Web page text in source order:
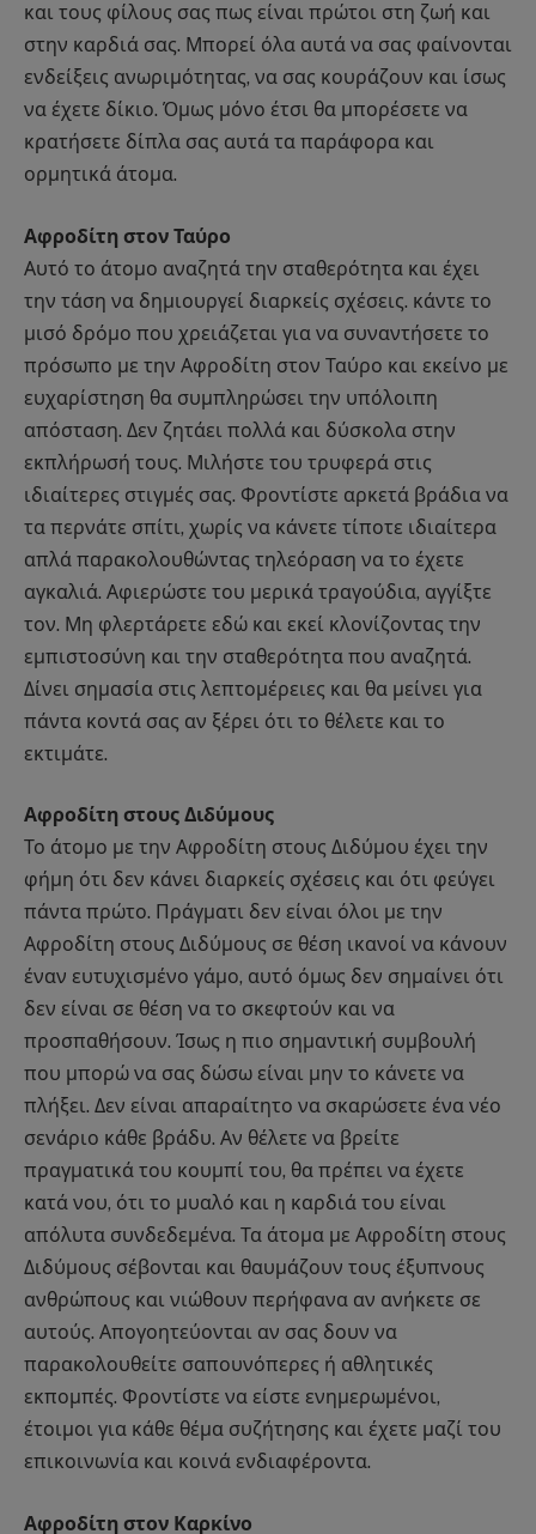
και τους φίλους σας πως είναι πρώτοι στη ζωή και
στην καρδιά σας. Μπορεί όλα αυτά να σας φαίνονται
ενδείξεις ανωριμότητας, να σας κουράζουν και ίσως
να έχετε δίκιο. Όμως μόνο έτσι θα μπορέσετε να
κρατήσετε δίπλα σας αυτά τα παράφορα και
ορμητικά άτομα.
Αφροδίτη στον Ταύρο
Αυτό το άτομο αναζητά την σταθερότητα και έχει
την τάση να δημιουργεί διαρκείς σχέσεις. κάντε το
μισό δρόμο που χρειάζεται για να συναντήσετε το
πρόσωπο με την Αφροδίτη στον Ταύρο και εκείνο με
ευχαρίστηση θα συμπληρώσει την υπόλοιπη
απόσταση. Δεν ζητάει πολλά και δύσκολα στην
εκπλήρωσή τους. Μιλήστε του τρυφερά στις
ιδιαίτερες στιγμές σας. Φροντίστε αρκετά βράδια να
τα περνάτε σπίτι, χωρίς να κάνετε τίποτε ιδιαίτερα
απλά παρακολουθώντας τηλεόραση να το έχετε
αγκαλιά. Αφιερώστε του μερικά τραγούδια, αγγίξτε
τον. Μη φλερτάρετε εδώ και εκεί κλονίζοντας την
εμπιστοσύνη και την σταθερότητα που αναζητά.
Δίνει σημασία στις λεπτομέρειες και θα μείνει για
πάντα κοντά σας αν ξέρει ότι το θέλετε και το
εκτιμάτε.
Αφροδίτη στους Διδύμους
Το άτομο με την Αφροδίτη στους Διδύμου έχει την
φήμη ότι δεν κάνει διαρκείς σχέσεις και ότι φεύγει
πάντα πρώτο. Πράγματι δεν είναι όλοι με την
Αφροδίτη στους Διδύμους σε θέση ικανοί να κάνουν
έναν ευτυχισμένο γάμο, αυτό όμως δεν σημαίνει ότι
δεν είναι σε θέση να το σκεφτούν και να
προσπαθήσουν. Ίσως η πιο σημαντική συμβουλή
που μπορώ να σας δώσω είναι μην το κάνετε να
πλήξει. Δεν είναι απαραίτητο να σκαρώσετε ένα νέο
σενάριο κάθε βράδυ. Αν θέλετε να βρείτε
πραγματικά του κουμπί του, θα πρέπει να έχετε
κατά νου, ότι το μυαλό και η καρδιά του είναι
απόλυτα συνδεδεμένα. Τα άτομα με Αφροδίτη στους
Διδύμους σέβονται και θαυμάζουν τους έξυπνους
ανθρώπους και νιώθουν περήφανα αν ανήκετε σε
αυτούς. Απογοητεύονται αν σας δουν να
παρακολουθείτε σαπουνόπερες ή αθλητικές
εκπομπές. Φροντίστε να είστε ενημερωμένοι,
έτοιμοι για κάθε θέμα συζήτησης και έχετε μαζί του
επικοινωνία και κοινά ενδιαφέροντα.
Αφροδίτη στον Καρκίνο